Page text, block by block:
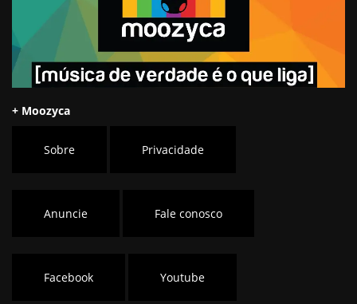
+ Moozyca
Sobre Privacidade
Anuncie Fale conosco
Facebook Youtube